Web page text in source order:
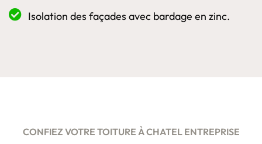
Isolation des façades avec bardage en zinc.
CONFIEZ VOTRE TOITURE À CHATEL ENTREPRISE